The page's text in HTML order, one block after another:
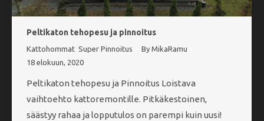
Peltikaton tehopesu ja pinnoitus
Kattohommat Super Pinnoitus By MikaRamu
18 elokuun, 2020
Peltikaton tehopesu ja Pinnoitus Loistava
vaihtoehto kattoremontille. Pitkäkestoinen,
säästyy rahaa ja lopputulos on parempi kuin uusi!